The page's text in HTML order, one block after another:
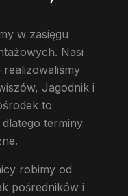
w zasięgu
Nasi
Jagodnik i
to
terminy
robimy od
pośredników i